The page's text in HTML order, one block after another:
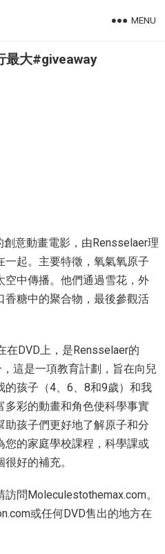
MENU
最大#giveaway
意動畫電影，由Rensselaer理
起。主要特徵，氧氣氧原子
中傳播。他們通過雪花，外
香糖中的聚合物，最後參觀活
在DVD上，是Rensselaer的
這是一項教育計劃，旨在向兒
的孩子（4、6、8和9歲）和我
彩的動畫和角色使科學事實
孩子們更好地了解原子和分
的家庭學校課程，科學課或
好的補充。
問Moleculestothemax.com。
或任何DVD售出的地方在